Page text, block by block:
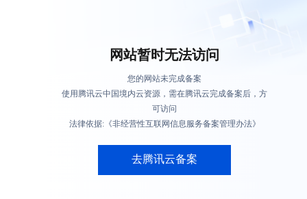
网站暂时无法访问
您的网站未完成备案
使用腾讯云中国境内云资源，需在腾讯云完成备案后，方
可访问
法律依据:《非经营性互联网信息服务备案管理办法》
去腾讯云备案